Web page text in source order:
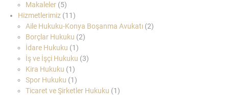
Makaleler (5)
Hizmetlerimiz (11)
Aile Hukuku-Konya Boşanma Avukatı (2)
Borçlar Hukuku (2)
İdare Hukuku (1)
İş ve İşçi Hukuku (3)
Kira Hukuku (1)
Spor Hukuku (1)
Ticaret ve Şirketler Hukuku (1)